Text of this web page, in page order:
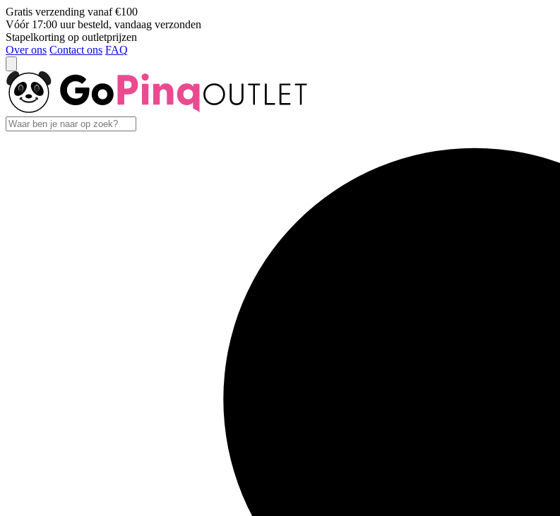
Gratis verzending vanaf €100
Vóór 17:00 uur besteld, vandaag verzonden
Stapelkorting op outletprijzen
Over ons Contact ons FAQ